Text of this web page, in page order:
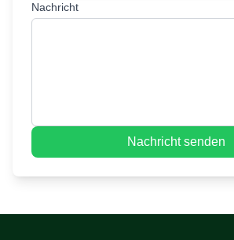
Nachricht
Nachricht senden